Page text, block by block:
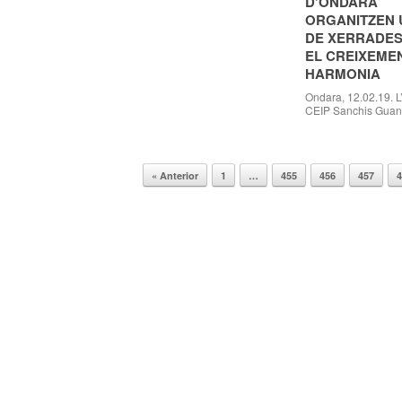
ORGANITZEN
DE
EL
HARMONIA
Ondara, 12.02.19.
CEIP Sanchis
conferències que
desenvoluparan
amb un total de 8
Navegador de artículos
« Anterior 1 … 455 456 457